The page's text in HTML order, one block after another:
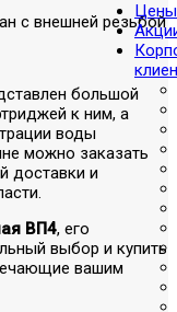
Цены
с внешней резьбой
большой
к ним, а
воды
можно заказать
доставки и
ВП4, его
выбор и купить
вашим